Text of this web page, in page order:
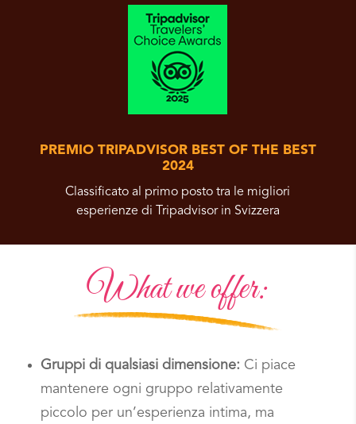
PREMIO TRIPADVISOR BEST OF THE BEST
2024
Classificato al primo posto tra le migliori
esperienze di Tripadvisor in Svizzera
What we offer:
Gruppi di qualsiasi dimensione: Ci piace
mantenere ogni gruppo relativamente
piccolo per un’esperienza intima, ma